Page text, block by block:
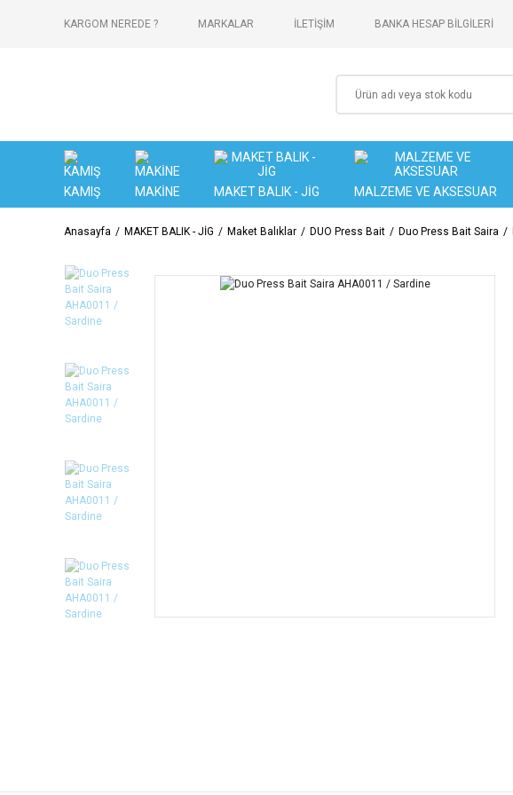
KARGOM NEREDE ? MARKALAR İLETİŞİM BANKA HESAP BİLGİLERİ
KAMIŞ MAKİNE MAKET BALIK - JİG MALZEME VE AKSESUAR
Anasayfa MAKET BALIK - JİG Maket Balıklar DUO Press Bait Duo Press Bait Saira